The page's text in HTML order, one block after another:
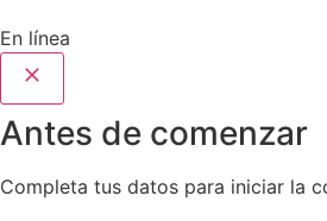
En línea
Antes de comenzar
Completa tus datos para iniciar la